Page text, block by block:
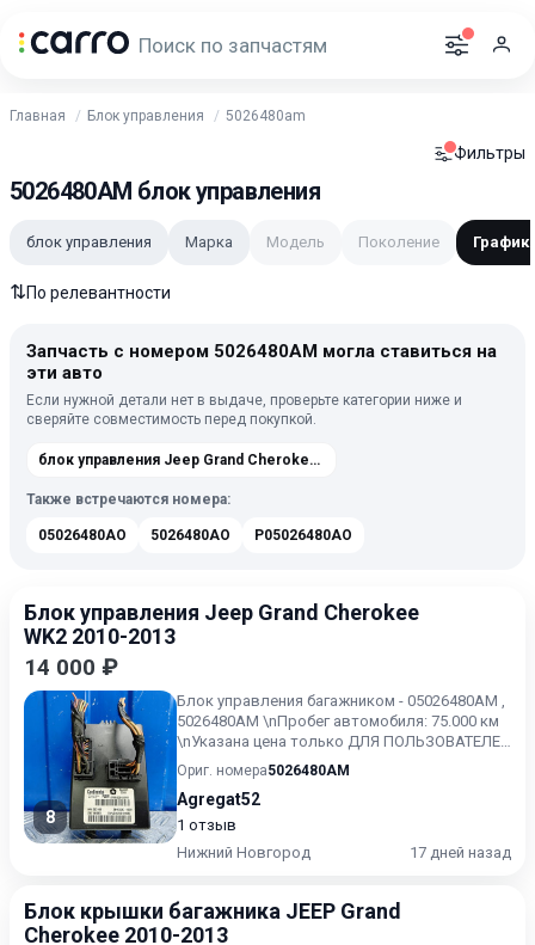
Главная Блок управления 5026480am
Фильтры
5026480AM блок управления
блок управления Марка Модель Поколение График
⇅По релевантности
Запчасть с номером 5026480AM могла ставиться на
эти авто
Если нужной детали нет в выдаче, проверьте категории ниже и
сверяйте совместимость перед покупкой.
блок управления Jeep Grand Cherokee 4 2010-2013
Также встречаются номера:
05026480AO 5026480AO P05026480AO
Блок управления Jeep Grand Cherokee
WK2 2010-2013
14 000 ₽
8
Блок управления багажником - 05026480AM ,
5026480AM \nПробег автомобиля: 75.000 км
\nУказана цена только ДЛЯ ПОЛЬЗОВАТЕЛЕЙ
текущего ресурса\...
Ориг. номера5026480AM
Agregat52
1 отзыв
Нижний Новгород
17 дней назад
Блок крышки багажника JEEP Grand
Cherokee 2010-2013